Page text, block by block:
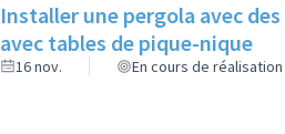
Installer une pergola avec
avec tables de pique-nique
16 nov. En cours de réalisation